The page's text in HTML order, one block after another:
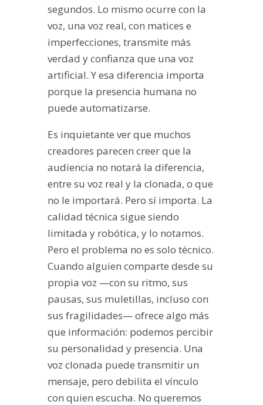
segundos. Lo mismo ocurre con la
voz, una voz real, con matices e
imperfecciones, transmite más
verdad y confianza que una voz
artificial. Y esa diferencia importa
porque la presencia humana no
puede automatizarse.
Es inquietante ver que muchos
creadores parecen creer que la
audiencia no notará la diferencia,
entre su voz real y la clonada, o que
no le importará. Pero sí importa. La
calidad técnica sigue siendo
limitada y robótica, y lo notamos.
Pero el problema no es solo técnico.
Cuando alguien comparte desde su
propia voz —con su ritmo, sus
pausas, sus muletillas, incluso con
sus fragilidades— ofrece algo más
que información: podemos percibir
su personalidad y presencia. Una
voz clonada puede transmitir un
mensaje, pero debilita el vínculo
con quien escucha. No queremos